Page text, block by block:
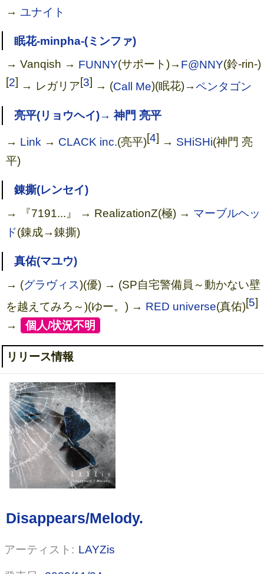
→ユナイト
眠花-minpha-(ミンファ)
→ Vanqish → FUNNY(サポート)→ F@NNY(鈴-rin-)
[2] → レガリア[3] → (Call Me)(眠花)→ペンタゴン
亮平(リョウヘイ)→ 神門 亮平
→ Link → CLACK inc.(亮平)[4] → SHiSHi(神門 亮
平)
錬撕(レンセイ)
→ 『7191...』 → RealizationZ(極) → マーブルヘッ
ド(錬成→錬撕)
真佑(マユウ)
→ (グラヴィス)(優) → (SP自宅警備員～動かない壁
を越えてみろ～)(ゆー。) → RED universe(真佑)[5]
→
[個人/状況不明
リリース情報
Disappears/Melody.
LAYZis
ドント レット ミー ダウン(初回限
定盤)(DVD付)